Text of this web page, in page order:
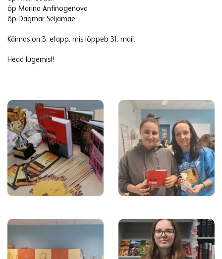
õp Marina Anfinogenova
õp Dagmar Seljamäe
Käimas on 3. etapp, mis lõppeb 31. mail.
Head lugemist!